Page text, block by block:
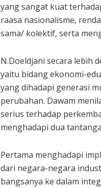
yang sangat kuat
raasa nasionalisme,
sama/ kolektif, serta
N.Doeldjani secara lebih
yaitu bidang ekonomi-
yang dihadapi generasi
perubahan. Dawam
serius terhadap
menghadapi dua
Pertama menghadapi
dari negara-negara
bangsanya ke dalam